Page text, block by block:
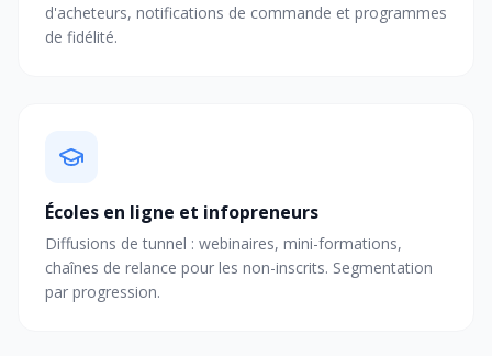
d'acheteurs, notifications de commande et programmes
de fidélité.
Écoles en ligne et infopreneurs
Diffusions de tunnel : webinaires, mini-formations,
chaînes de relance pour les non-inscrits. Segmentation
par progression.